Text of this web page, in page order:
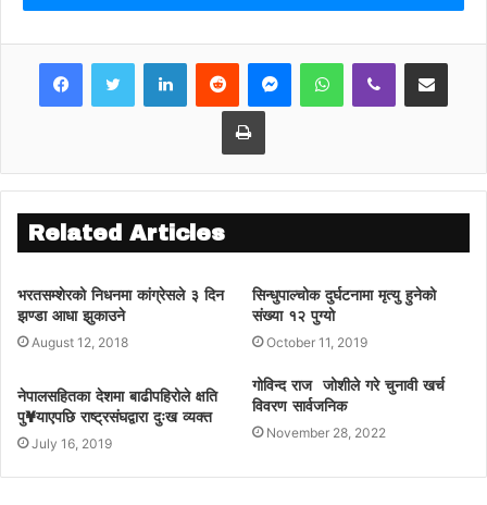
LinkedInReddit MessengerWhatsAppViber Share via Email
Print
Related Articles
भरतसम्शेरको निधनमा कांग्रेसले ३ दिन
झण्डा आधा झुकाउने
August 12, 2018
सिन्धुपाल्चोक दुर्घटनामा मृत्यु हुनेको
संख्या १२ पुग्यो
October 11, 2019
नेपालसहितका देशमा बाढीपहिरोले क्षति
पु¥याएपछि राष्ट्रसंघद्वारा दुःख व्यक्त
July 16, 2019
गोविन्द राज जोशीले गरे चुनावी खर्च
विवरण सार्वजनिक
November 28, 2022